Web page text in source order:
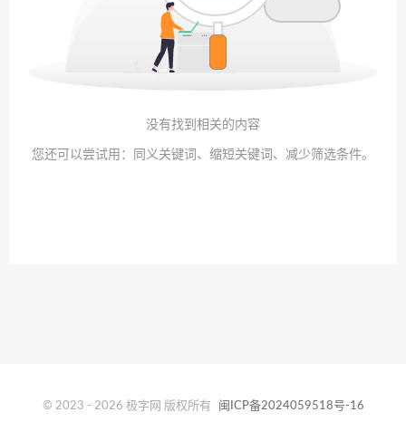
没有找到相关的内容
您还可以尝试用：同义关键词、缩短关键词、减少筛选条件。
© 2023 - 2026 极字网 版权所有 闽ICP备2024059518号-16